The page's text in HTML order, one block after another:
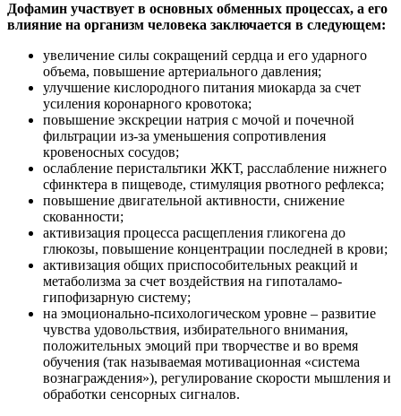
Дофамин участвует в основных обменных процессах, а его
влияние на организм человека заключается в следующем:
увеличение силы сокращений сердца и его ударного
объема, повышение артериального давления;
улучшение кислородного питания миокарда за счет
усиления коронарного кровотока;
повышение экскреции натрия с мочой и почечной
фильтрации из-за уменьшения сопротивления
кровеносных сосудов;
ослабление перистальтики ЖКТ, расслабление нижнего
сфинктера в пищеводе, стимуляция рвотного рефлекса;
повышение двигательной активности, снижение
скованности;
активизация процесса расщепления гликогена до
глюкозы, повышение концентрации последней в крови;
активизация общих приспособительных реакций и
метаболизма за счет воздействия на гипоталамо-
гипофизарную систему;
на эмоционально-психологическом уровне – развитие
чувства удовольствия, избирательного внимания,
положительных эмоций при творчестве и во время
обучения (так называемая мотивационная «система
вознаграждения»), регулирование скорости мышления и
обработки сенсорных сигналов.